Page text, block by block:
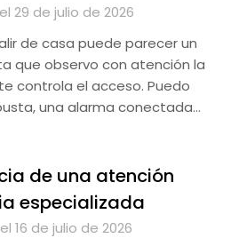
29 de julio de 2026
de casa puede parecer un
que observo con atención la
controla el acceso. Puedo
una alarma conectada…
de una atención
especializada
16 de julio de 2026